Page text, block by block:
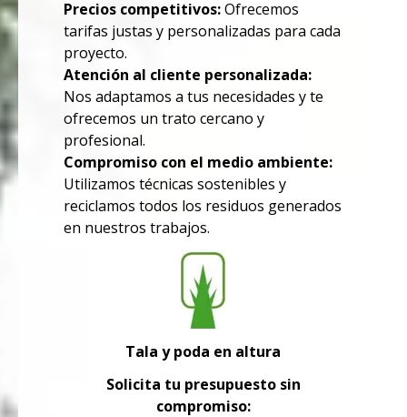
Precios competitivos:Ofrecemos
tarifas justas y personalizadas para cada
proyecto.
Atención al cliente personalizada:
Nos adaptamos a tus necesidades y te
ofrecemos un trato cercano y
profesional.
Compromiso con el medio ambiente:
Utilizamos técnicas sostenibles y
reciclamos todos los residuos generados
en nuestros trabajos.
Tala y poda en altura
Solicita tu presupuesto sin
compromiso: